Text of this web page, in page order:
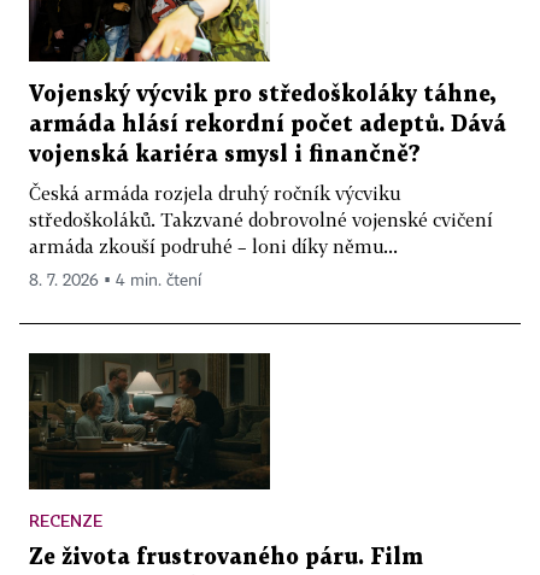
Vojenský výcvik pro středoškoláky táhne,
armáda hlásí rekordní počet adeptů. Dává
vojenská kariéra smysl i finančně?
Česká armáda rozjela druhý ročník výcviku
středoškoláků. Takzvané dobrovolné vojenské cvičení
armáda zkouší podruhé – loni díky němu...
8. 7. 2026 ▪ 4 min. čtení
RECENZE
Ze života frustrovaného páru. Film